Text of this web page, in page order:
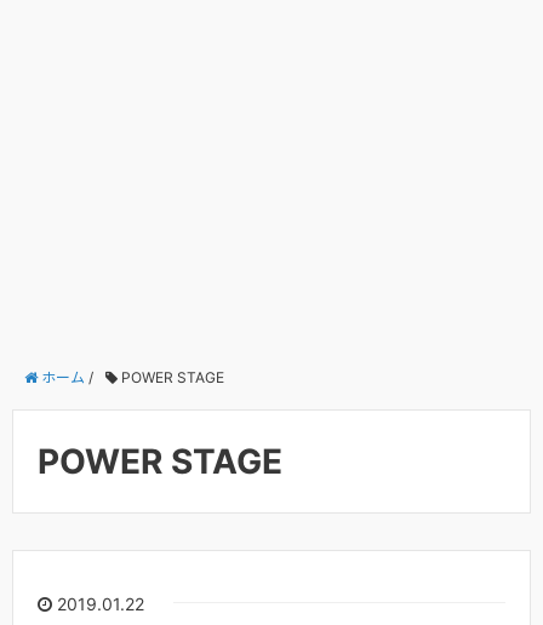
ホーム / POWER STAGE
POWER STAGE
2019.01.22